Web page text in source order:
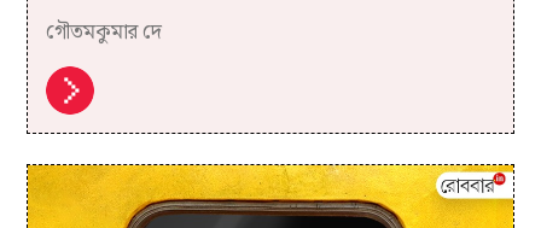
গৌতমকুমার দে